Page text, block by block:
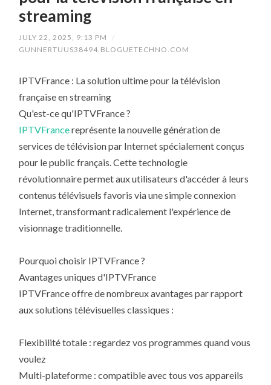
streaming
JULY 22, 2025, 9:13 PM
/
GUNNERTUUS38494.BLOGUETECHNO.COM
IPTVFrance : La solution ultime pour la télévision
française en streaming
Qu'est-ce qu'IPTVFrance ?
IPTVFrancereprésente la nouvelle génération de
services de télévision par Internet spécialement conçus
pour le public français. Cette technologie
révolutionnaire permet aux utilisateurs d'accéder à leurs
contenus télévisuels favoris via une simple connexion
Internet, transformant radicalement l'expérience de
visionnage traditionnelle.
Pourquoi choisir IPTVFrance ?
Avantages uniques d'IPTVFrance
IPTVFrance offre de nombreux avantages par rapport
aux solutions télévisuelles classiques :
Flexibilité totale : regardez vos programmes quand vous
voulez
Multi-plateforme : compatible avec tous vos appareils